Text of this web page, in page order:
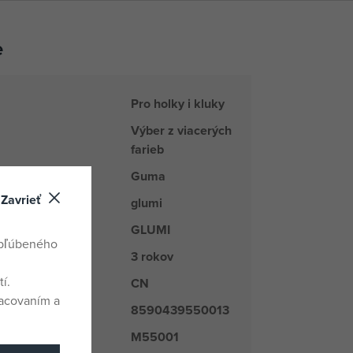
Pro holky i kluky
Výber z viacerých
farieb
Guma
glumi
GLUMI
3 rokov
CN
8590439550013
M55001
Zavrieť
a